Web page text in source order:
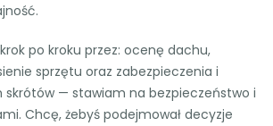
po kroku przez: ocenę dachu,
sprzętu oraz zabezpieczenia i
skrótów — stawiam na bezpieczeństwo i
Chcę, żebyś podejmował decyzje